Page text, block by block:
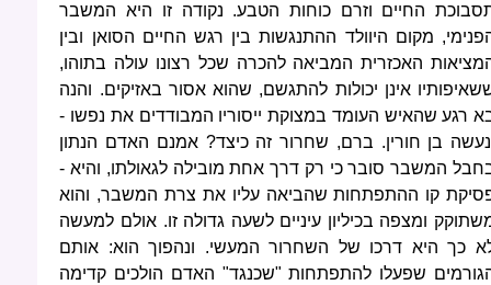
החיים וזרם כוחות הטבע. נקודה זו היא המשבר
מקום היוולד ההתנגשות בין רגש החיים הסואן ובין
האכזרית המביאה להכרה שכל רצונו עולה בתוהו,
אינן יכולות להתגשם, שהוא אסור באזיקים. והנה
רגע שהאיש העומד במצוקת ייסוריו המבודדים את נפשו -
בן חורין. ברם, שחרור זה כיצד? אמנם האדם הנתון
המשבר סובר כי רק דרך אחת מובילה לגאולתו, והיא -
קו ההתפתחות שהביאה עליו את צרת המשבר, והוא
ומצפה בכיליון עיניים לשעה גדולה זו. אולם למעשה
כך היא דרכו של השחרור המעשי. ונהפוך הוא: אותם
שפעלו להתפתחות "שכנגד" האדם הולכים קדימה